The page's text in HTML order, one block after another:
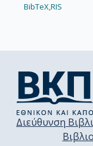
BibTeX,RIS
Διεύθυνση